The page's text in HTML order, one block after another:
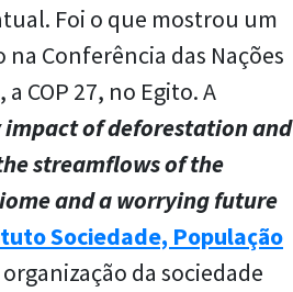
Foi o que mostrou um
Conferência das Nações
COP 27, no Egito. A
impact of deforestation and
streamflows of the
and a worrying future
Sociedade, População
organização da sociedade